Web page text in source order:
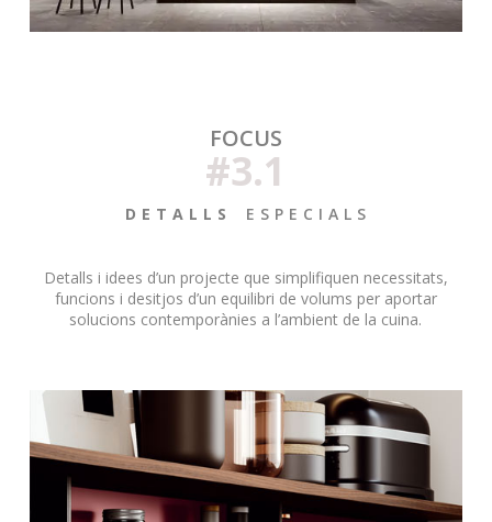
FOCUS
#3.1
D E T A L L S E S P E C I A L S
Detalls i idees d’un projecte que simplifiquen necessitats,
funcions i desitjos d’un equilibri de volums per aportar
solucions contemporànies a l’ambient de la cuina.